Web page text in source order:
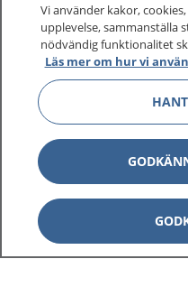
Vi använder kakor,
upplevelse, sammanställa
nödvändig funktionalitet
Läs mer om hur vi